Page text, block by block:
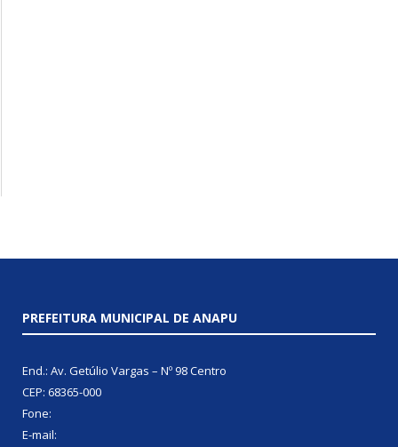
PREFEITURA MUNICIPAL DE ANAPU
End.: Av. Getúlio Vargas – Nº 98 Centro
CEP: 68365-000
Fone:
E-mail: